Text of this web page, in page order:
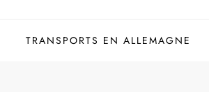
TRANSPORTS EN ALLEMAGNE